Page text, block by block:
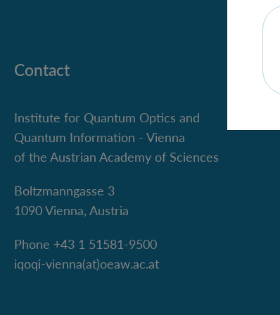
Contact
Institute for Quantum Optics and
Quantum Information - Vienna
of the Austrian Academy of Sciences
Boltzmanngasse 3
1090 Vienna, Austria
Phone +43 1 51581-9500
iqoqi-vienna(at)oeaw.ac.at